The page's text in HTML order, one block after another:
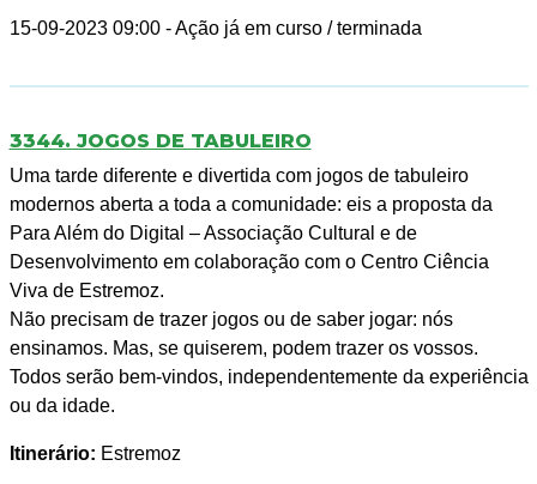
15-09-2023 09:00 - Ação já em curso / terminada
3344. JOGOS DE TABULEIRO
Uma tarde diferente e divertida com jogos de tabuleiro
modernos aberta a toda a comunidade: eis a proposta da
Para Além do Digital – Associação Cultural e de
Desenvolvimento em colaboração com o Centro Ciência
Viva de Estremoz.
Não precisam de trazer jogos ou de saber jogar: nós
ensinamos. Mas, se quiserem, podem trazer os vossos.
Todos serão bem-vindos, independentemente da experiência
ou da idade.
Itinerário: Estremoz